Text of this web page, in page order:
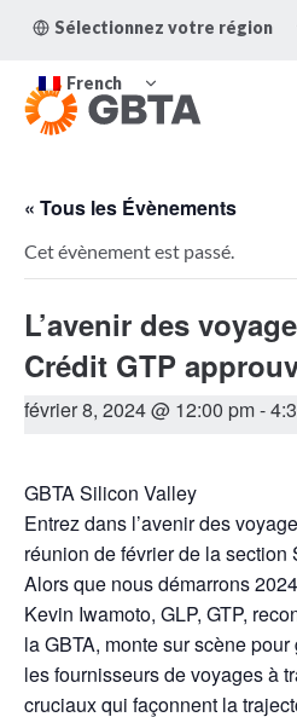
Sélectionnez votre région
French
LE
MENU
ENFANT
« Tous les Évènements
Cet évènement est passé.
L’avenir des
Crédit GTP
février 8, 2024 @ 12:00 pm-
GBTA Silicon Valley
Entrez dans l’avenir des
réunion de février de la section
Alors que nous démarrons
Kevin Iwamoto, GLP, GTP,
la GBTA, monte sur scène
les fournisseurs de voyages à
cruciaux qui façonnent la